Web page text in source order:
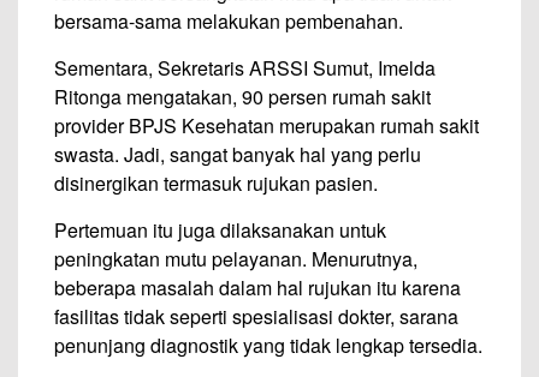
bersama-sama melakukan pembenahan.
Sementara, Sekretaris ARSSI Sumut, Imelda
Ritonga mengatakan, 90 persen rumah sakit
provider BPJS Kesehatan merupakan rumah sakit
swasta. Jadi, sangat banyak hal yang perlu
disinergikan termasuk rujukan pasien.
Pertemuan itu juga dilaksanakan untuk
peningkatan mutu pelayanan. Menurutnya,
beberapa masalah dalam hal rujukan itu karena
fasilitas tidak seperti spesialisasi dokter, sarana
penunjang diagnostik yang tidak lengkap tersedia.